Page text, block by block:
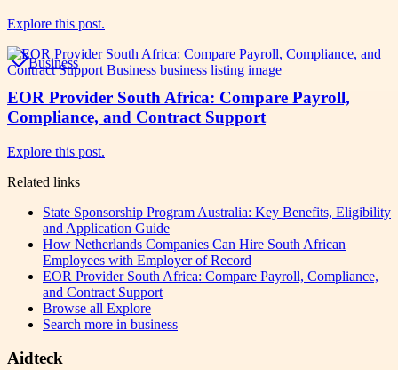
Explore this post.
Business
EOR Provider South Africa: Compare Payroll,
Compliance, and Contract Support
Explore this post.
Related links
State Sponsorship Program Australia: Key Benefits, Eligibility
and Application Guide
How Netherlands Companies Can Hire South African
Employees with Employer of Record
EOR Provider South Africa: Compare Payroll, Compliance,
and Contract Support
Browse all Explore
Search more in business
Aidteck